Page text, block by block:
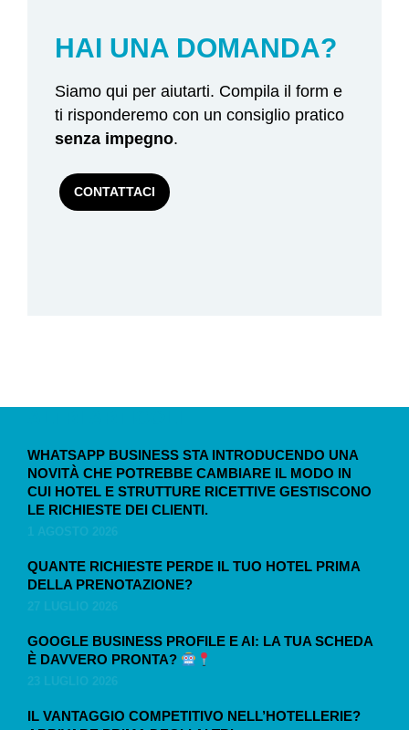
HAI UNA DOMANDA?
Siamo qui per aiutarti. Compila il form e
ti risponderemo con un consiglio pratico
senza impegno.
CONTATTACI
WHATSAPP BUSINESS STA INTRODUCENDO UNA
NOVITÀ CHE POTREBBE CAMBIARE IL MODO IN
CUI HOTEL E STRUTTURE RICETTIVE GESTISCONO
LE RICHIESTE DEI CLIENTI.
1 AGOSTO 2026
QUANTE RICHIESTE PERDE IL TUO HOTEL PRIMA
DELLA PRENOTAZIONE?
27 LUGLIO 2026
GOOGLE BUSINESS PROFILE E AI: LA TUA SCHEDA
È DAVVERO PRONTA?
23 LUGLIO 2026
IL VANTAGGIO COMPETITIVO NELL’HOTELLERIE?